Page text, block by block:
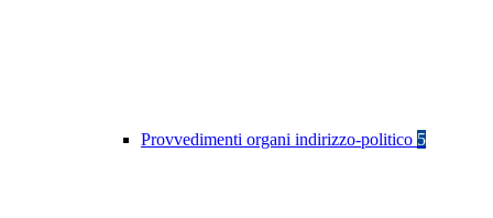
Provvedimenti organi indirizzo-politico 5